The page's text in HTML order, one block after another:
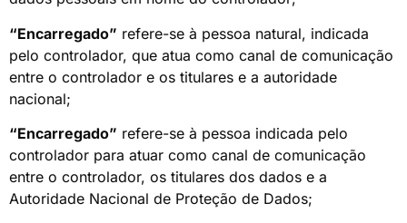
“Encarregado” refere-se à pessoa natural, indicada
pelo controlador, que atua como canal de comunicação
entre o controlador e os titulares e a autoridade
nacional;
“Encarregado” refere-se à pessoa indicada pelo
controlador para atuar como canal de comunicação
entre o controlador, os titulares dos dados e a
Autoridade Nacional de Proteção de Dados;